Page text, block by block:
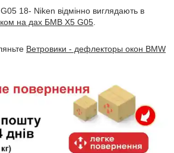
18- Niken відмінно виглядають в
на дах БМВ Х5 G05
Ветровики - дефлекторы окон BMW